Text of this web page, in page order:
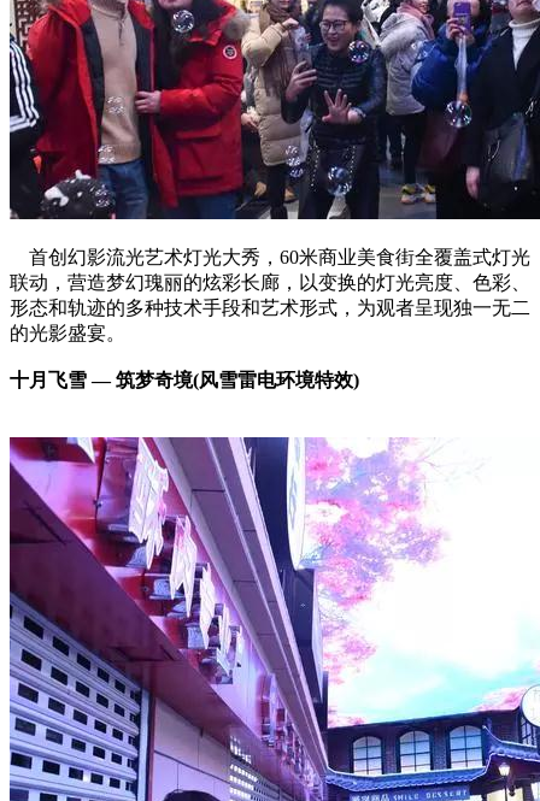
首创幻影流光艺术灯光大秀，60米商业美食街全覆盖式灯光
联动，营造梦幻瑰丽的炫彩长廊，以变换的灯光亮度、色彩、
形态和轨迹的多种技术手段和艺术形式，为观者呈现独一无二
的光影盛宴。
十月飞雪 — 筑梦奇境(风雪雷电环境特效)